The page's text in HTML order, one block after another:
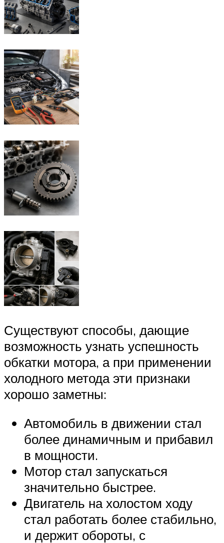
Существуют способы, дающие
возможность узнать успешность
обкатки мотора, а при применении
холодного метода эти признаки
хорошо заметны:
Автомобиль в движении стал
более динамичным и прибавил
в мощности.
Мотор стал запускаться
значительно быстрее.
Двигатель на холостом ходу
стал работать более стабильно,
и держит обороты, с